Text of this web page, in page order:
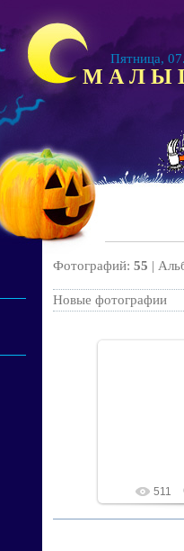
М А Л Ы
Пятница,
Фотографий: 55 |
Новые фотографии
511